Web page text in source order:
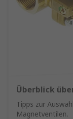
Überblick
Tipps zur
Magnetventilen.